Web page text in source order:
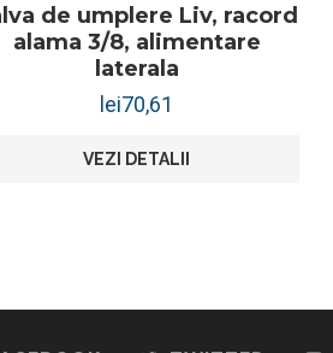
de umplere Liv, racord
alama 3/8, alimentare
laterala
lei70,61
VEZI DETALII